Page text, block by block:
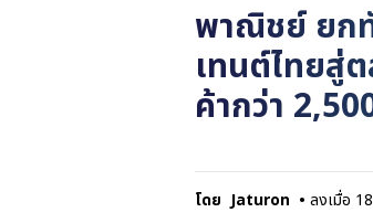
พาณิชย์ ยก
เทนต์ไทยสู่
ค้ากว่า
โดย Jaturon • ลงเมื่อ